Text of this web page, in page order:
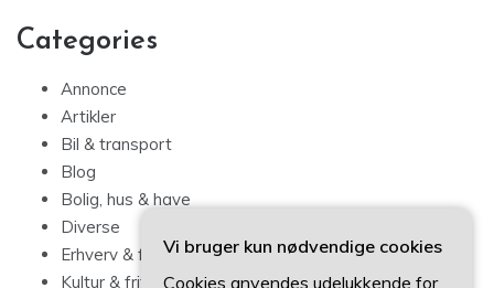
Categories
Annonce
Artikler
Bil & transport
Blog
Bolig, hus & have
Diverse
Erhverv & forbrug
Kultur & fritid
Vi bruger kun nødvendige cookies
Cookies anvendes udelukkende for